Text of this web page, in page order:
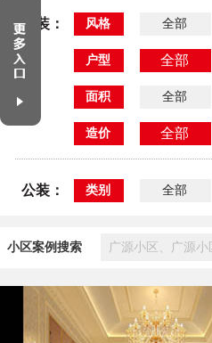
家装： 风格 全部
户型 全部
面积 全部
造价 全部
公装： 类别 全部
小区案例搜索